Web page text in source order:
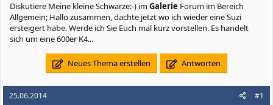
Diskutiere Meine kleine Schwarze:-) imGalerie Forum im Bereich
Allgemein; Hallo zusammen, dachte jetzt wo ich wieder eine Suzi
ersteigert habe. Werde ich Sie Euch mal kurz vorstellen. Es handelt
sich um eine 600er K4...
Neues Thema erstellen Antworten
25.06.2014 #1